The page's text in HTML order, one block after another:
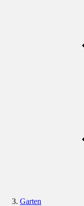
Garten